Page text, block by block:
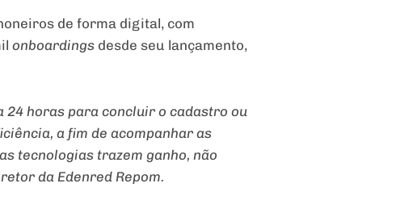
de forma digital, com
onboardings desde seu lançamento,
24 horas para concluir o cadastro ou
a fim de acompanhar as
tecnologias trazem ganho, não
da Edenred Repom.